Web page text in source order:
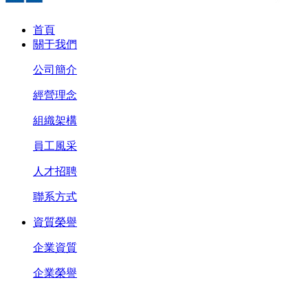
首頁
關于我們
公司簡介
經營理念
組織架構
員工風采
人才招聘
聯系方式
資質榮譽
企業資質
企業榮譽